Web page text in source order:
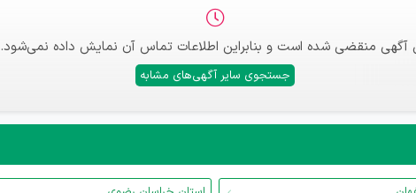
آگهی منقضی شده است و بنابراین اطلاعات تماس آن نمایش داده نمی‌شود.
جستجوی سایر آگهی‌های مشابه